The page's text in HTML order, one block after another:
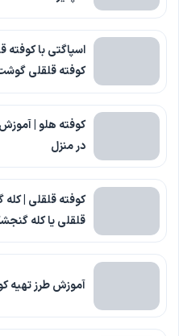
اسپاگتی با
کوفته قلقلی
کوفته هلو |
در منزل
کوفته قلقلی |
قلقلی یا کله
آموزش طرز تهیه